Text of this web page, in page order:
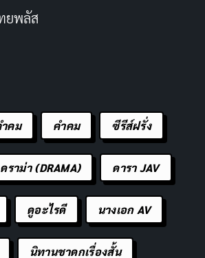
มะแนว Reverse Isekai ที่มีความ
ดราม่าแต่ยังคงให้ความรู้สึกอิ่มเอม
ณจะทำอย่างไร หากต้องรับเอลฟ์สาว
?”
เห็นด้านล่าง แชร์โพสต์นี้ หรือบอกต่อ
เมะแนวสนุกผ่อนคลายแบบนี้ เรายินดี
เห็นเสมอ!
าไทย: ขอต้อนรับสู่ญี่ปุ่นนะ คุณเอลฟ์
มชัน, แฟนตาซี, คอมเมดี้, ชีวิตประจำ
ยพลัส
คม คําคม ซีรีส์ฝรั่ง
ดราม่า (DRAMA) ดารา JAV
ดูอะไรดี นางเอก AV
นิทานชาดกเรื่องสั้น